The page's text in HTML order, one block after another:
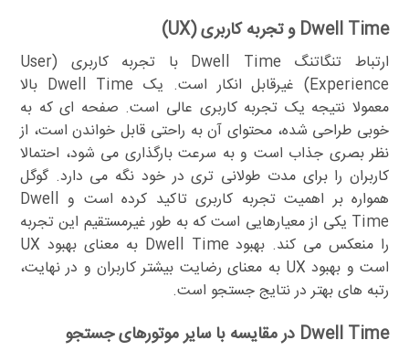
Dwell Time و تجربه کاربری (UX)
ارتباط تنگاتنگ Dwell Time با تجربه کاربری (User
Experience) غیرقابل انکار است. یک Dwell Time بالا
معمولا نتیجه یک تجربه کاربری عالی است. صفحه ای که به
خوبی طراحی شده، محتوای آن به راحتی قابل خواندن است، از
نظر بصری جذاب است و به سرعت بارگذاری می شود، احتمالا
کاربران را برای مدت طولانی تری در خود نگه می دارد. گوگل
همواره بر اهمیت تجربه کاربری تاکید کرده است و Dwell
Time یکی از معیارهایی است که به طور غیرمستقیم این تجربه
را منعکس می کند. بهبود Dwell Time به معنای بهبود UX
است و بهبود UX به معنای رضایت بیشتر کاربران و در نهایت،
رتبه های بهتر در نتایج جستجو است.
Dwell Time در مقایسه با سایر موتورهای جستجو